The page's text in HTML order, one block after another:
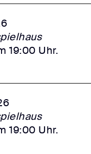
19:00 Uhr.
19:00 Uhr.